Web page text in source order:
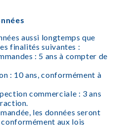
aussi longtemps que
finalités suivantes :
: 5 ans à compter de
: 10 ans, conformément à
commerciale : 3 ans
les données seront
aux lois